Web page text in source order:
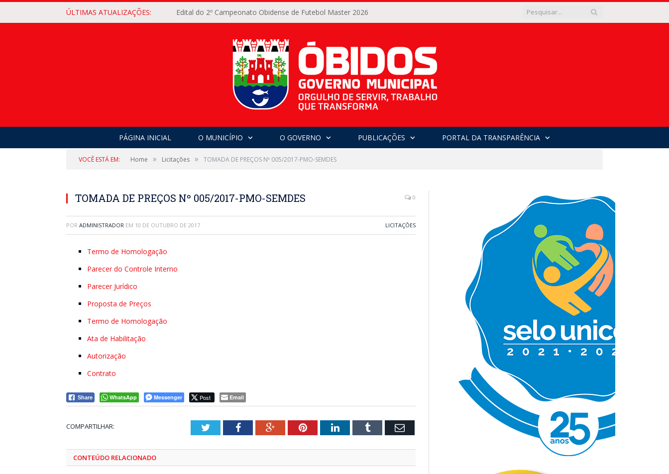
ÚLTIMAS ATUALIZAÇÕES: Edital do 2º Campeonato Obidense de Futebol Master 2026
PÁGINA INICIAL O MUNICÍPIO O GOVERNO PUBLICAÇÕES PORTAL DA TRANSPARÊNCIA
VOCÊ ESTÁ EM: Home » Licitações » TOMADA DE PREÇOS Nº 005/2017-PMO-SEMDES
TOMADA DE PREÇOS Nº 005/2017-PMO-SEMDES 0
POR ADMINISTRADOR EM 10 DE OUTUBRO DE 2017 LICITAÇÕES
Termo de Homologação
Parecer do Controle Interno
Parecer Jurídico
Proposta de Preços
Termo de Homologação
Ata de Habilitação
Autorização
Contrato
Share WhatsApp Messenger Post Email
COMPARTILHAR: TwitterFacebookGoogle+PinterestLinkedInTumblr Email
CONTEÚDO RELACIONADO